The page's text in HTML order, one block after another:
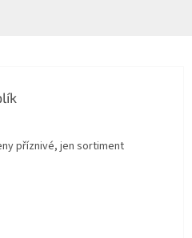
je 4 z 5 hvězdiček.
příznivé, jen sortiment
je 5 z 5 hvězdiček.